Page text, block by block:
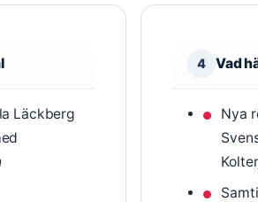
Läckberg
4 Vad
Nya